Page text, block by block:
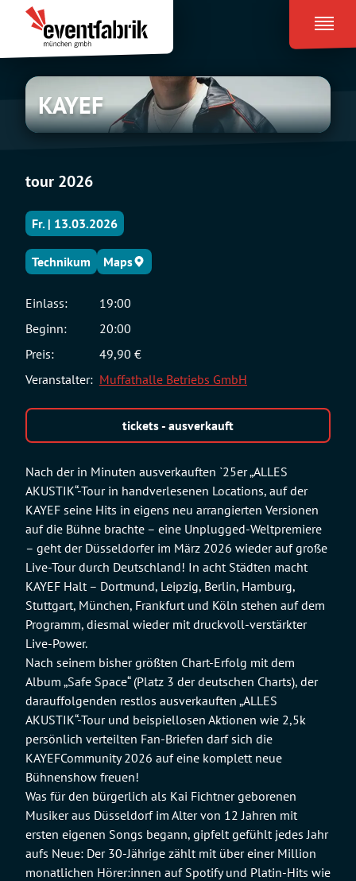
Inhalt
springen
Eventfabrik
München
KAYEF
KAYEF
tour 2026
Nach der in Minuten ausverkauften `25er „ALLES
AKUSTIK“-Tour in handverlesenen Locations, auf der
KAYEF seine Hits in eigens neu arrangierten Versionen
auf die Bühne brachte – eine Unplugged-Weltpremiere
– geht der Düsseldorfer im März 2026 wieder auf große
Live-Tour durch Deutschland! In acht Städten macht
KAYEF Halt – Dortmund, Leipzig, Berlin, Hamburg,
Stuttgart, München, Frankfurt und Köln stehen auf dem
Programm, diesmal wieder mit druckvoll-verstärkter
Live-Power.
Nach seinem bisher größten Chart-Erfolg mit dem
Album „Safe Space“ (Platz 3 der deutschen Charts), der
darauffolgenden restlos ausverkauften „ALLES
AKUSTIK“-Tour und beispiellosen Aktionen wie 2,5k
persönlich verteilten Fan-Briefen darf sich die
KAYEFCommunity 2026 auf eine komplett neue
Bühnenshow freuen!
Was für den bürgerlich als Kai Fichtner geborenen
Musiker aus Düsseldorf im Alter von 12 Jahren mit
ersten eigenen Songs begann, gipfelt gefühlt jedes Jahr
aufs Neue: Der 30-Jährige zählt mit über einer Million
monatlichen Hörer:innen auf Spotify und Platin-Hits wie
Fr. | 13.03.2026
Technikum Maps
Einlass:
19:00
Beginn:
20:00
Preis:
49,90 €
Veranstalter: Muffathalle Betriebs GmbH
tickets - ausverkauft